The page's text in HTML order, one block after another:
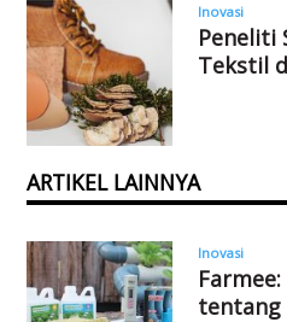
Inovasi
Peneliti
Tekstil
ARTIKEL LAINNYA
Inovasi
tentang